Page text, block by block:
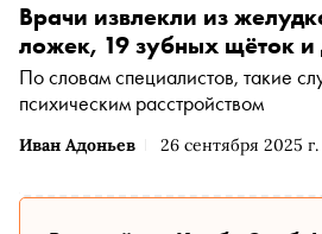
Иван Адоньев 26 сентября 2025 г.
Врачи извлекли из
ложек, 19 зубных щёток и
По словам специалистов, такие
психическим расстройством